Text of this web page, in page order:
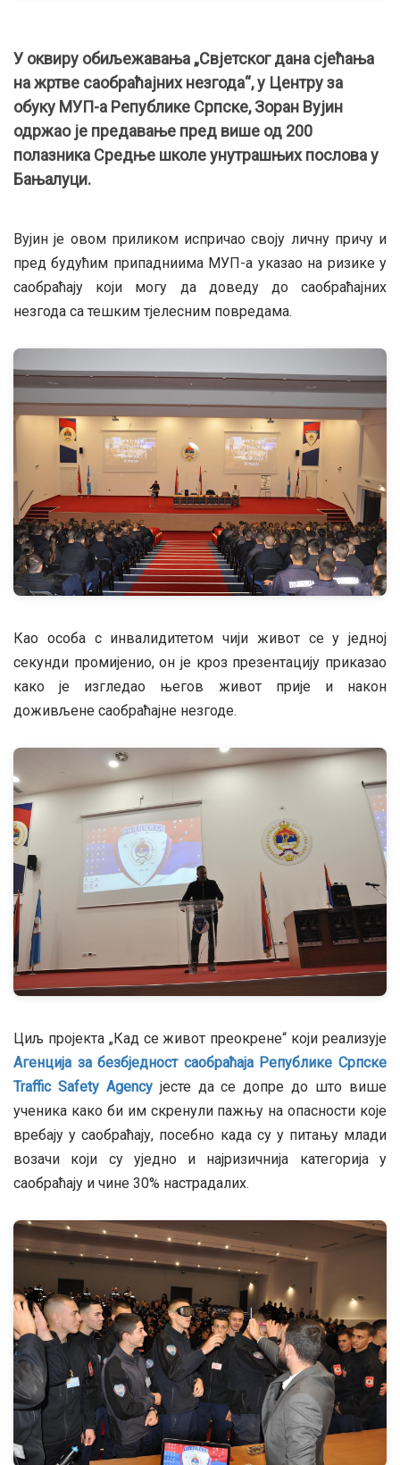
У оквиру обиљежавања „Свјетског дана сјећања
на жртве саобраћајних незгода“, у Центру за
обуку МУП-а Републике Српске, Зоран Вујин
одржао је предавање пред више од 200
полазника Средње школе унутрашњих послова у
Бањалуци.
Вујин је овом приликом испричао своју личну причу и
пред будућим припадниима МУП-а указао на ризике у
саобраћају који могу да доведу до саобраћајних
незгода са тешким тјелесним повредама.
Као особа с инвалидитетом чији живот се у једној
секунди промијенио, он је кроз презентацију приказао
како је изгледао његов живот прије и након
доживљене саобраћајне незгоде.
Циљ пројекта „Кад се живот преокрене“ који реализује
Агенција за безбједност саобраћаја Републике Српске
Traffic Safety Agencyјесте да се допре до што више
ученика како би им скренули пажњу на опасности које
вребају у саобраћају, посебно када су у питању млади
возачи који су уједно и најризичнија категорија у
саобраћају и чине 30% настрадалих.